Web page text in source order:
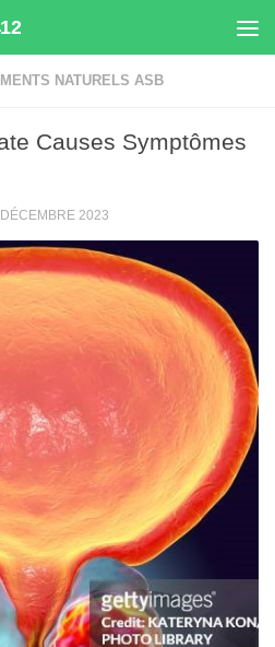
NATURELS ASB
Causes Symptômes
2023